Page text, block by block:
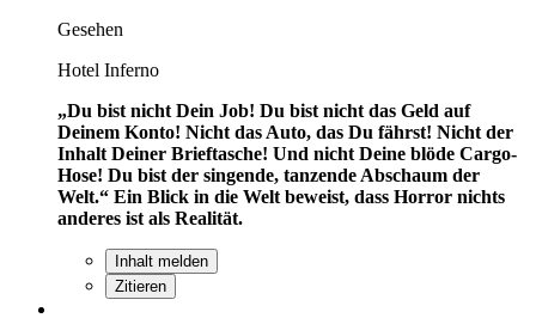
Gesehen
Hotel Inferno
„Du bist nicht Dein Job! Du bist nicht das Geld auf
Deinem Konto! Nicht das Auto, das Du fährst! Nicht der
Inhalt Deiner Brieftasche! Und nicht Deine blöde Cargo-
Hose! Du bist der singende, tanzende Abschaum der
Welt.“ Ein Blick in die Welt beweist, dass Horror nichts
anderes ist als Realität.
Inhalt melden
Zitieren